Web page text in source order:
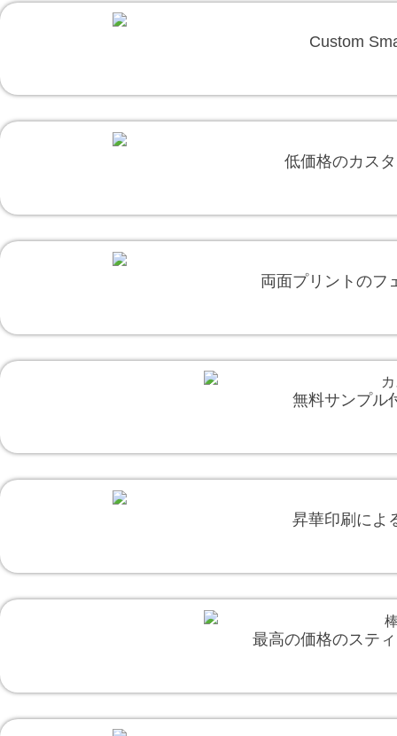
Custom
低価格のカス
両面プリントのフ
無料サンプル
昇華印刷によ
最高の価格のステ